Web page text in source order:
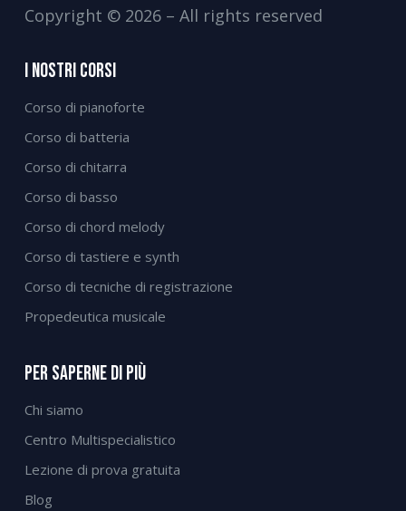
Copyright © 2026 – All rights reserved
I Nostri Corsi
Corso di pianoforte
Corso di batteria
Corso di chitarra
Corso di basso
Corso di chord melody
Corso di tastiere e synth
Corso di tecniche di registrazione
Propedeutica musicale
Per Saperne Di Più
Chi siamo
Centro Multispecialistico
Lezione di prova gratuita
Blog